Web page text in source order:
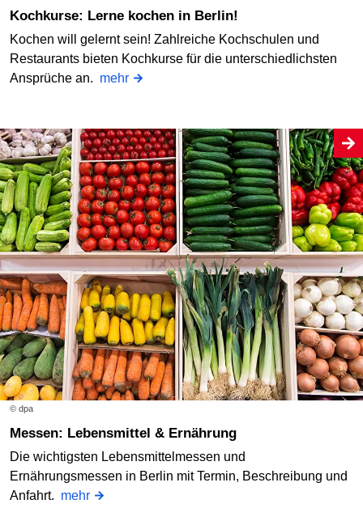
Kochkurse: Lerne kochen in Berlin!
Kochen will gelernt sein! Zahlreiche Kochschulen und
Restaurants bieten Kochkurse für die unterschiedlichsten
Ansprüche an. mehr
© dpa
Messen: Lebensmittel & Ernährung
Die wichtigsten Lebensmittelmessen und
Ernährungsmessen in Berlin mit Termin, Beschreibung und
Anfahrt. mehr